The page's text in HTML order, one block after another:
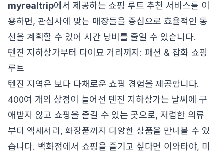
myrealtrip에서 제공하는 쇼핑 루트 추천 서비스를 이
용하면, 관심사에 맞는 매장들을 중심으로 효율적인 동
선을 계획할 수 있어 시간 낭비를 줄일 수 있습니다.
텐진 지하상가부터 다이묘 거리까지: 패션 & 잡화 쇼핑
루트
텐진 지역은 보다 다채로운 쇼핑 경험을 제공합니다.
400여 개의 상점이 늘어선 텐진 지하상가는 날씨에 구
애받지 않고 쇼핑을 즐길 수 있는 곳으로, 저렴한 의류
부터 액세서리, 화장품까지 다양한 상품을 만나볼 수 있
습니다. 백화점에서 쇼핑을 즐기고 싶다면 이와타야, 미